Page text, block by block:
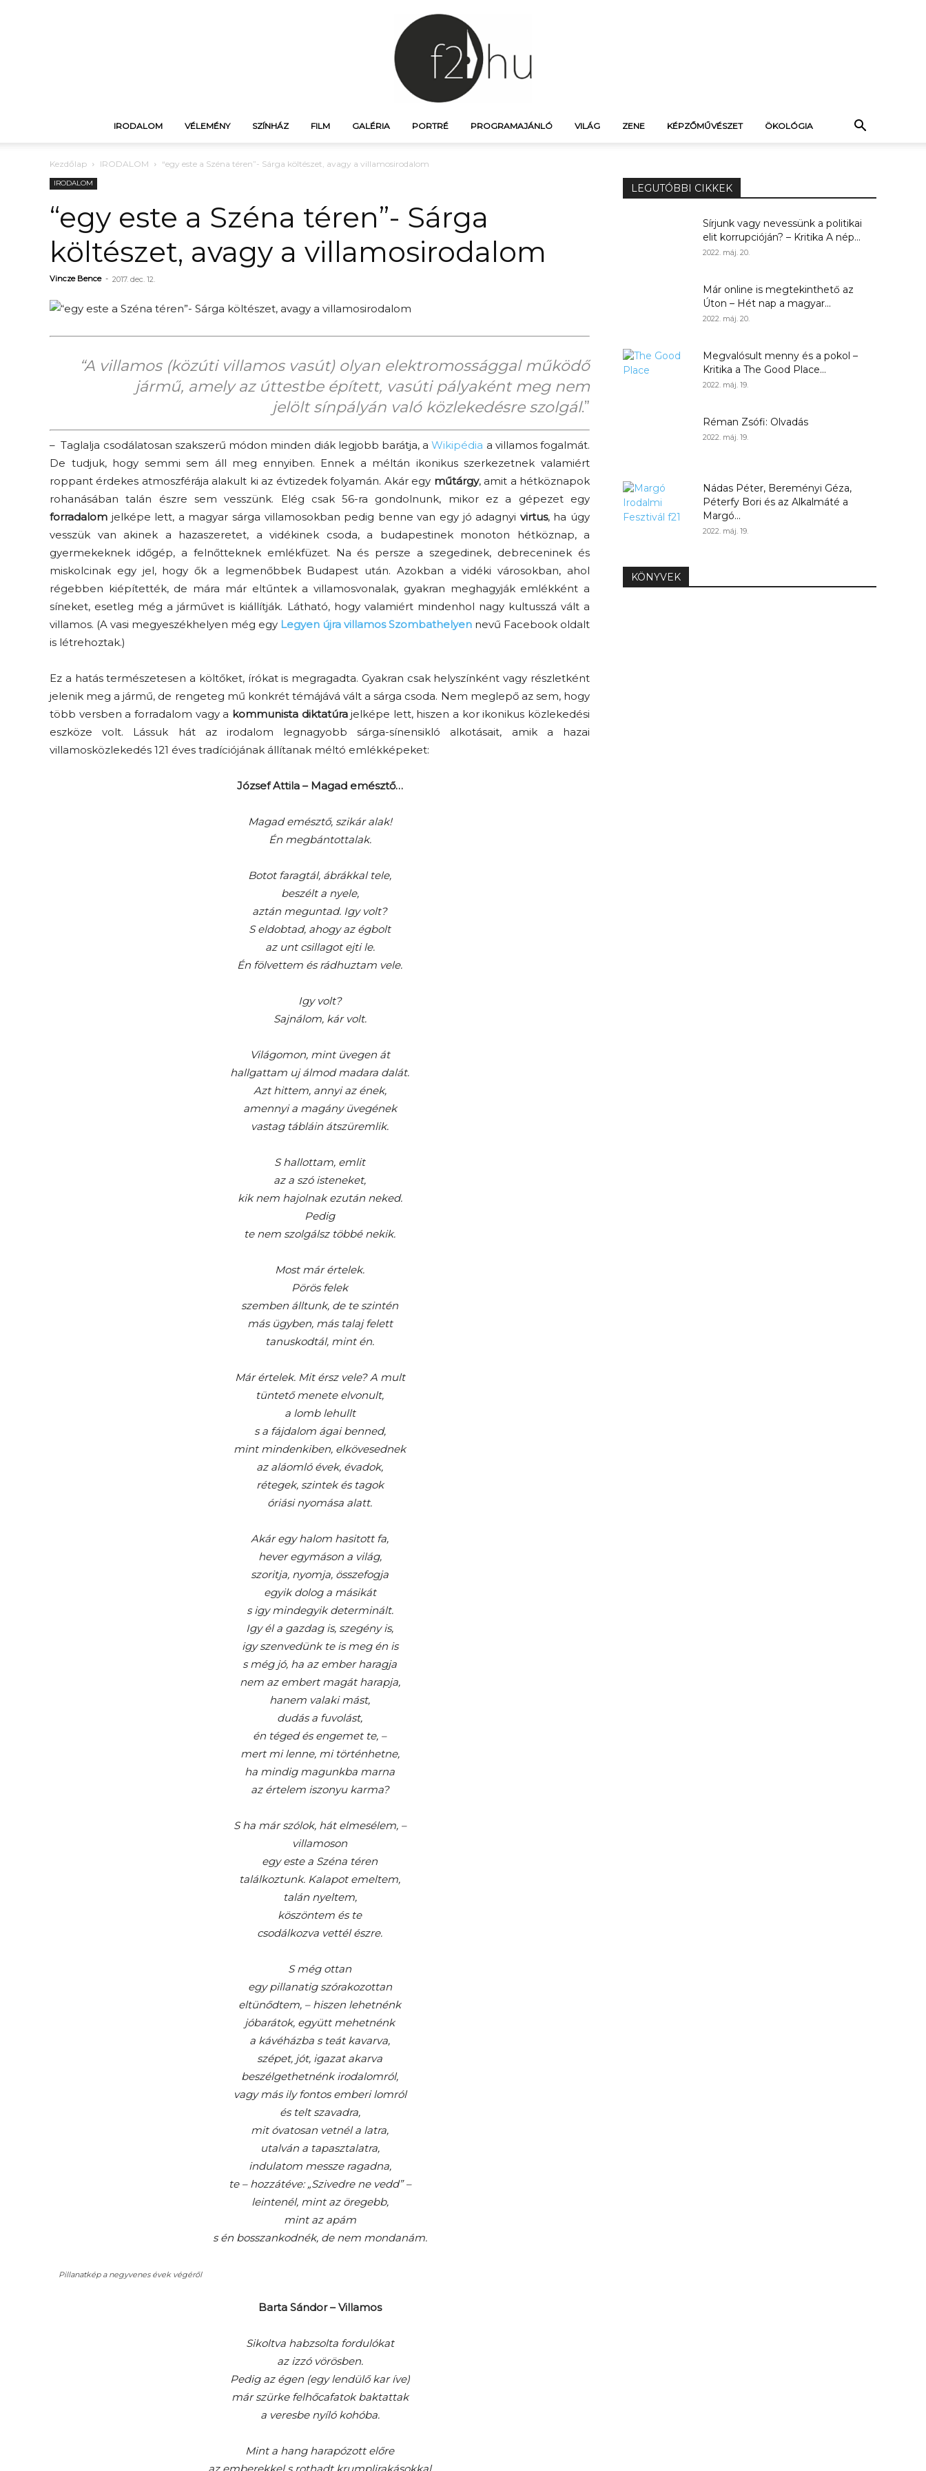
A
százada
IRODALOM VÉLEMÉNY SZÍNHÁZ FILM GALÉRIA PORTRÉ PROGRAMAJÁNLÓ VILÁG ZENE KÉPZŐMŰVÉSZET ÖKOLÓGIA
Kezdőlap IRODALOM “egy este a Széna téren”- Sárga költészet, avagy a villamosirodalom
IRODALOM
“egy este a Széna téren”- Sárga
költészet, avagy a villamosirodalom
Vincze Bence - 2017. dec. 12.
“A villamos (közúti villamos vasút) olyan elektromossággal működő
jármű, amely az úttestbe épített, vasúti pályaként meg nem
jelölt sínpályán való közlekedésre szolgál.”
– Taglalja csodálatosan szakszerű módon minden diák legjobb barátja, aWikipédia a villamos fogalmát.
De tudjuk, hogy semmi sem áll meg ennyiben. Ennek a méltán ikonikus szerkezetnek valamiért
roppant érdekes atmoszférája alakult ki az évtizedek folyamán. Akár egy műtárgy, amit a hétköznapok
rohanásában talán észre sem vesszünk. Elég csak 56-ra gondolnunk, mikor ez a gépezet egy
forradalom jelképe lett, a magyar sárga villamosokban pedig benne van egy jó adagnyi virtus, ha úgy
vesszük van akinek a hazaszeretet, a vidékinek csoda, a budapestinek monoton hétköznap, a
gyermekeknek időgép, a felnőtteknek emlékfüzet. Na és persze a szegedinek, debreceninek és
miskolcinak egy jel, hogy ők a legmenőbbek Budapest után. Azokban a vidéki városokban, ahol
régebben kiépítették, de mára már eltűntek a villamosvonalak, gyakran meghagyják emlékként a
síneket, esetleg még a járművet is kiállítják. Látható, hogy valamiért mindenhol nagy kultusszá vált a
villamos. (A vasi megyeszékhelyen még egy Legyen újra villamos Szombathelyen nevű Facebook oldalt
is létrehoztak.)
Ez a hatás természetesen a költőket, írókat is megragadta. Gyakran csak helyszínként vagy részletként
jelenik meg a jármű, de rengeteg mű konkrét témájává vált a sárga csoda. Nem meglepő az sem, hogy
több versben a forradalom vagy a kommunista diktatúrajelképe lett, hiszen a kor ikonikus közlekedési
eszköze volt. Lássuk hát az irodalom legnagyobb sárga-sínensikló alkotásait, amik a hazai
villamosközlekedés 121 éves tradíciójának állítanak méltó emlékképeket:
József Attila – Magad emésztő…
Magad emésztő, szikár alak!
Én megbántottalak.
Botot faragtál, ábrákkal tele,
beszélt a nyele,
aztán meguntad. Igy volt?
S eldobtad, ahogy az égbolt
az unt csillagot ejti le.
Én fölvettem és rádhuztam vele.
Igy volt?
Sajnálom, kár volt.
Világomon, mint üvegen át
hallgattam uj álmod madara dalát.
Azt hittem, annyi az ének,
amennyi a magány üvegének
vastag tábláin átszüremlik.
S hallottam, emlit
az a szó isteneket,
kik nem hajolnak ezután neked.
Pedig
te nem szolgálsz többé nekik.
Most már értelek.
Pörös felek
szemben álltunk, de te szintén
más ügyben, más talaj felett
tanuskodtál, mint én.
Már értelek. Mit érsz vele? A mult
tüntető menete elvonult,
a lomb lehullt
s a fájdalom ágai benned,
mint mindenkiben, elkövesednek
az aláomló évek, évadok,
rétegek, szintek és tagok
óriási nyomása alatt.
Akár egy halom hasitott fa,
hever egymáson a világ,
szoritja, nyomja, összefogja
egyik dolog a másikát
s igy mindegyik determinált.
Igy él a gazdag is, szegény is,
igy szenvedünk te is meg én is
s még jó, ha az ember haragja
nem az embert magát harapja,
hanem valaki mást,
dudás a fuvolást,
én téged és engemet te, –
mert mi lenne, mi történhetne,
ha mindig magunkba marna
az értelem iszonyu karma?
S ha már szólok, hát elmesélem, –
villamoson
egy este a Széna téren
találkoztunk. Kalapot emeltem,
talán nyeltem,
köszöntem és te
csodálkozva vettél észre.
S még ottan
egy pillanatig szórakozottan
eltünődtem, – hiszen lehetnénk
jóbarátok, együtt mehetnénk
a kávéházba s teát kavarva,
szépet, jót, igazat akarva
beszélgethetnénk irodalomról,
vagy más ily fontos emberi lomról
és telt szavadra,
mit óvatosan vetnél a latra,
utalván a tapasztalatra,
indulatom messze ragadna,
te – hozzátéve: „Szivedre ne vedd” –
leintenél, mint az öregebb,
mint az apám
s én bosszankodnék, de nem mondanám.
Pillanatkép a negyvenes évek végéről
Barta Sándor – Villamos
Sikoltva habzsolta fordulókat
az izzó vörösben.
Pedig az égen (egy lendülő kar íve)
már szürke felhőcafatok baktattak
a veresbe nyíló kohóba.
Mint a hang harapózott előre
LEGUTÓBBI CIKKEK
Sírjunk vagy nevessünk a politikai
elit korrupcióján? – Kritika A nép...
2022. máj. 20.
Már online is megtekinthető az
Úton – Hét nap a magyar...
2022. máj. 20.
Megvalósult menny és a pokol –
Kritika a The Good Place...
2022. máj. 19.
Réman Zsófi: Olvadás
2022. máj. 19.
Nádas Péter, Bereményi Géza,
Péterfy Bori és az Alkalmáté a
Margó...
2022. máj. 19.
KÖNYVEK